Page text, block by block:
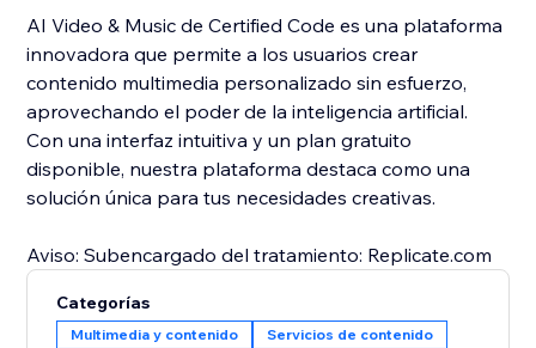
AI Video & Music de Certified Code es una plataforma
innovadora que permite a los usuarios crear
contenido multimedia personalizado sin esfuerzo,
aprovechando el poder de la inteligencia artificial.
Con una interfaz intuitiva y un plan gratuito
disponible, nuestra plataforma destaca como una
solución única para tus necesidades creativas.
Aviso: Subencargado del tratamiento: Replicate.com
Categorías
Multimedia y contenido Servicios de contenido